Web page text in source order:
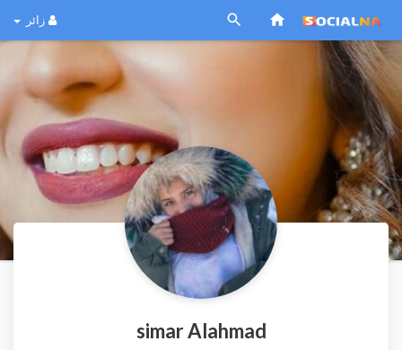
زائر
simar Alahmad